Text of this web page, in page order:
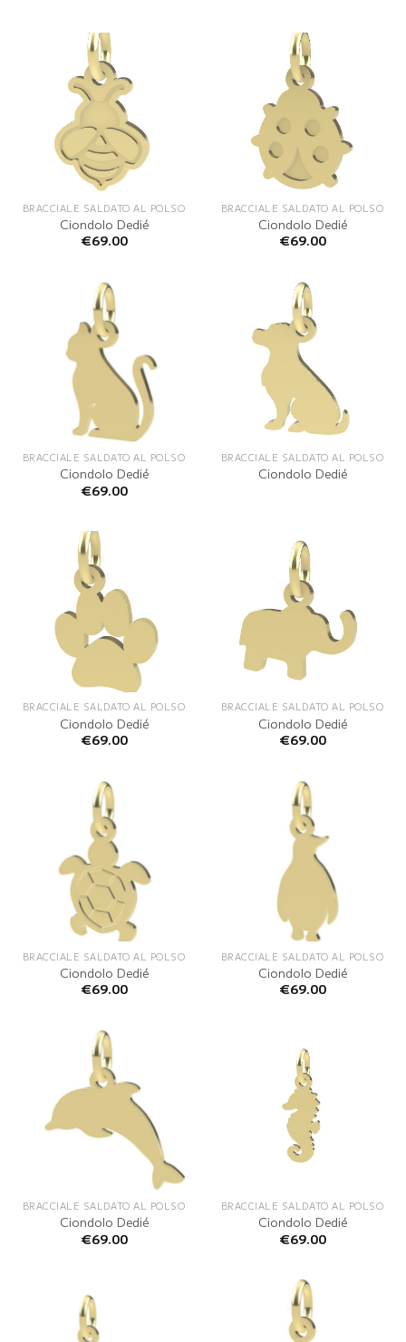
BRACCIALE SALDATO AL POLSO
Ciondolo Dedié
€69.00
BRACCIALE SALDATO AL POLSO
Ciondolo Dedié
€69.00
BRACCIALE SALDATO AL POLSO
Ciondolo Dedié
€69.00
BRACCIALE SALDATO AL POLSO
Ciondolo Dedié
BRACCIALE SALDATO AL POLSO
Ciondolo Dedié
€69.00
BRACCIALE SALDATO AL POLSO
Ciondolo Dedié
€69.00
BRACCIALE SALDATO AL POLSO
Ciondolo Dedié
€69.00
BRACCIALE SALDATO AL POLSO
Ciondolo Dedié
€69.00
BRACCIALE SALDATO AL POLSO
Ciondolo Dedié
€69.00
BRACCIALE SALDATO AL POLSO
Ciondolo Dedié
€69.00